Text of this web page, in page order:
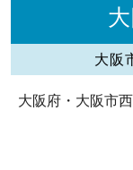
大阪
大阪府・大阪市